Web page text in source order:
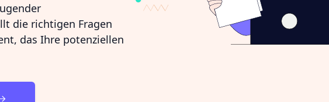
die richtigen Fragen
das Ihre potenziellen